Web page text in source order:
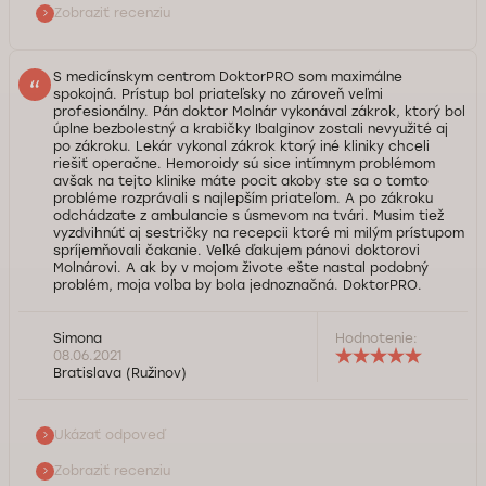
Zobraziť recenziu
S medicínskym centrom DoktorPRO som maximálne
spokojná. Prístup bol priateľsky no zároveň veľmi
profesionálny. Pán doktor Molnár vykonával zákrok, ktorý bol
úplne bezbolestný a krabičky Ibalginov zostali nevyužité aj
po zákroku. Lekár vykonal zákrok ktorý iné kliniky chceli
riešiť operačne. Hemoroidy sú sice intímnym problémom
avšak na tejto klinike máte pocit akoby ste sa o tomto
probléme rozprávali s najlepším priateľom. A po zákroku
odchádzate z ambulancie s úsmevom na tvári. Musim tiež
vyzdvihnúť aj sestričky na recepcii ktoré mi milým prístupom
spríjemňovali čakanie. Veľké ďakujem pánovi doktorovi
Molnárovi. A ak by v mojom živote ešte nastal podobný
problém, moja voľba by bola jednoznačná. DoktorPRO.
väzbu i za to, že ste si našli čas napísať nám tak podrobnú
recenziu o práci nášho medicínskeho zariadenia. Teší nás,
jednou s kľúčových špacializácií našej medzinárodnej
skúsenosti. V súčasnosti, v medzinárodnej medicínskej sieti
Simona
08.06.2021
Bratislava (Ružinov)
Hodnotenie:
Ukázať odpoveď
Zobraziť recenziu